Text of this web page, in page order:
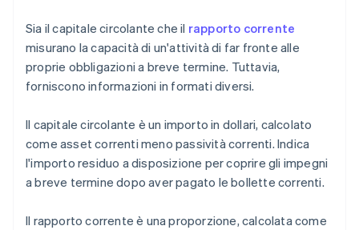
Sia il capitale circolante che il rapporto corrente
misurano la capacità di un'attività di far fronte alle
proprie obbligazioni a breve termine. Tuttavia,
forniscono informazioni in formati diversi.
Il capitale circolante è un importo in dollari, calcolato
come asset correnti meno passività correnti. Indica
l'importo residuo a disposizione per coprire gli impegni
a breve termine dopo aver pagato le bollette correnti.
Il rapporto corrente è una proporzione, calcolata come